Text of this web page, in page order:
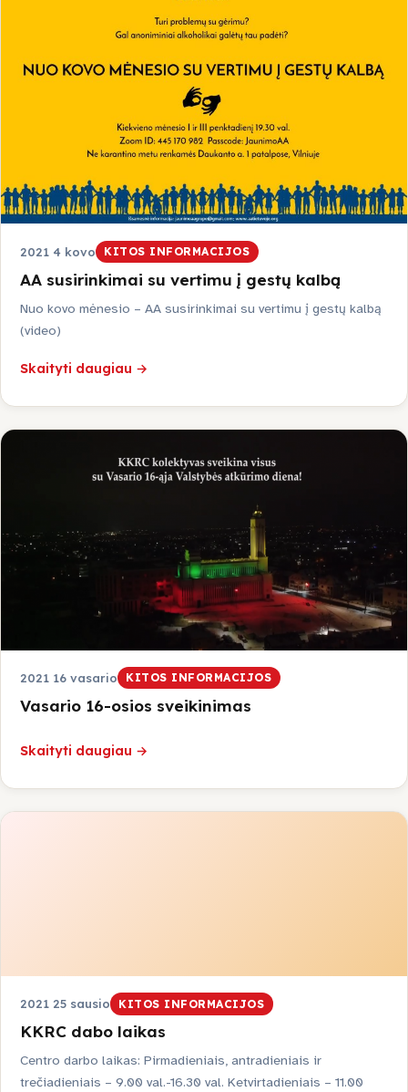
2021 4 kovo KITOS INFORMACIJOS
AA susirinkimai su vertimu į gestų kalbą
Nuo kovo mėnesio – AA susirinkimai su vertimu į gestų kalbą
(video)
Skaityti daugiau →
2021 16 vasario KITOS INFORMACIJOS
Vasario 16-osios sveikinimas
Skaityti daugiau →
2021 25 sausio KITOS INFORMACIJOS
KKRC dabo laikas
Centro darbo laikas: Pirmadieniais, antradieniais ir
trečiadieniais – 9.00 val.-16.30 val. Ketvirtadieniais – 11.00